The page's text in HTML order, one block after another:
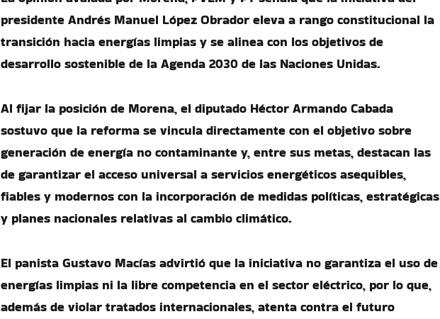
presidente Andrés Manuel López Obrador eleva a rango constitucional la
transición hacia energías limpias y se alinea con los objetivos de
desarrollo sostenible de la Agenda 2030 de las Naciones Unidas.
Al fijar la posición de Morena, el diputado Héctor Armando Cabada
sostuvo que la reforma se vincula directamente con el objetivo sobre
generación de energía no contaminante y, entre sus metas, destacan las
de garantizar el acceso universal a servicios energéticos asequibles,
fiables y modernos con la incorporación de medidas políticas, estratégicas
y planes nacionales relativas al cambio climático.
El panista Gustavo Macías advirtió que la iniciativa no garantiza el uso de
energías limpias ni la libre competencia en el sector eléctrico, por lo que,
además de violar tratados internacionales, atenta contra el futuro